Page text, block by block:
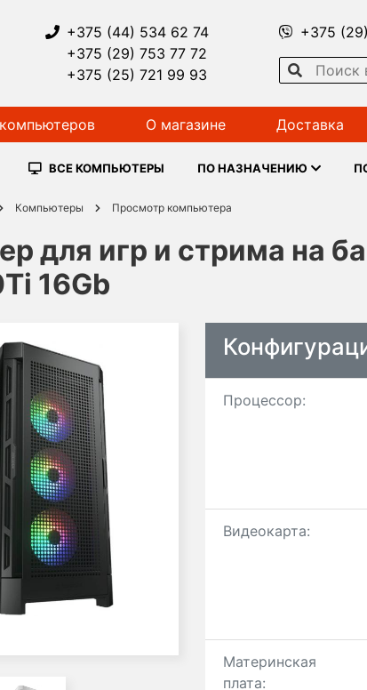
+375 (44) 534 62 74
+375 (29) 753 77 72
+375 (25) 721 99 93
+375
О магазине Доставка
ВСЕ КОМПЬЮТЕРЫ ПО НАЗНАЧЕНИЮ
Компьютеры Просмотр компьютера
для игр и стрима на
16Gb
Процессор:
Видеокарта:
Материнская
плата: